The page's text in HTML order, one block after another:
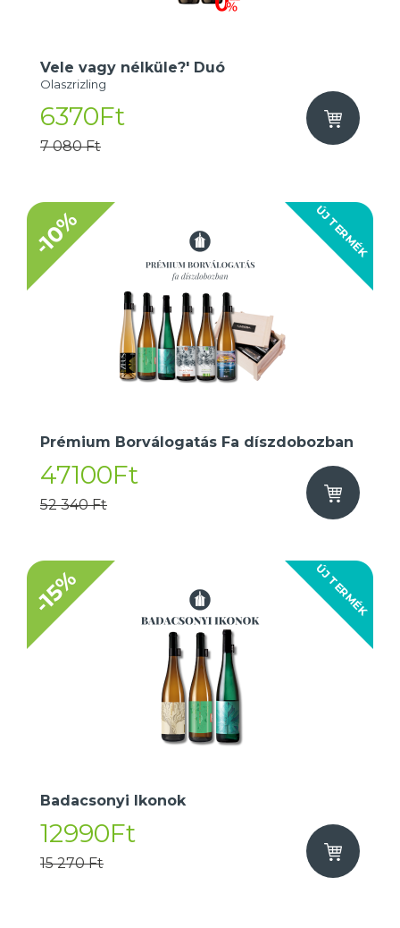
Vele vagy nélküle?' Duó
Olaszrizling
6370Ft
7 080 Ft
ÚJ TERMÉK
-10%
Prémium Borválogatás Fa díszdobozban
47100Ft
52 340 Ft
ÚJ TERMÉK
-15%
Badacsonyi Ikonok
12990Ft
15 270 Ft